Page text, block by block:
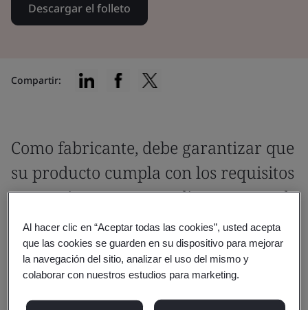
Descargar el folleto
Compartir:
Como fabricante, debe garantizar que
su producto cumpla con los requisitos
normativos correspondientes antes de
que se coloque en el mercado.
Es fundamental trabajar con un organismo
notificado de la UE o un organismo aprobado
por el Reino Unido que comprenda la
Al hacer clic en “Aceptar todas las cookies”, usted acepta
que las cookies se guarden en su dispositivo para mejorar
la navegación del sitio, analizar el uso del mismo y
colaborar con nuestros estudios para marketing.